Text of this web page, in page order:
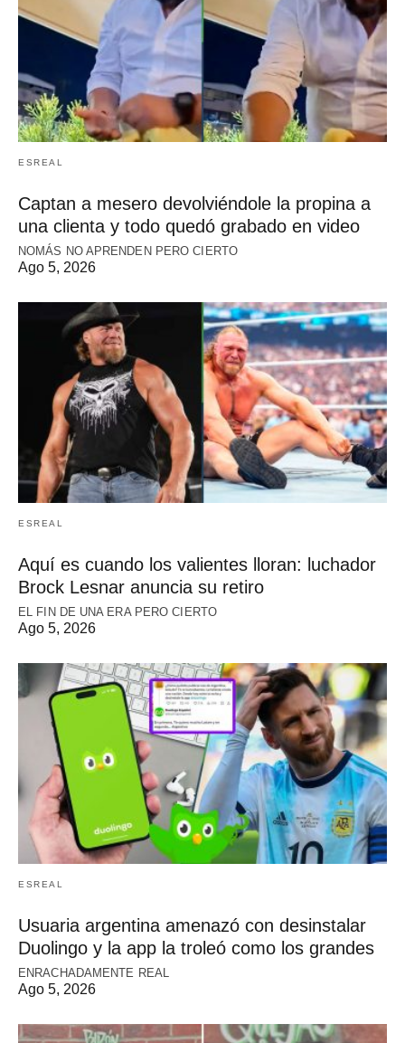
ESREAL
Captan a mesero devolviéndole la propina a
una clienta y todo quedó grabado en video
NOMÁS NO APRENDEN PERO CIERTO
Ago 5, 2026
ESREAL
Aquí es cuando los valientes lloran: luchador
Brock Lesnar anuncia su retiro
EL FIN DE UNA ERA PERO CIERTO
Ago 5, 2026
ESREAL
Usuaria argentina amenazó con desinstalar
Duolingo y la app la troleó como los grandes
ENRACHADAMENTE REAL
Ago 5, 2026